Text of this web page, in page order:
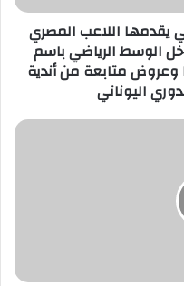
يقدمها اللاعب المصري
الوسط الرياضي باسم
وعروض متابعة من أندية
اليوناني